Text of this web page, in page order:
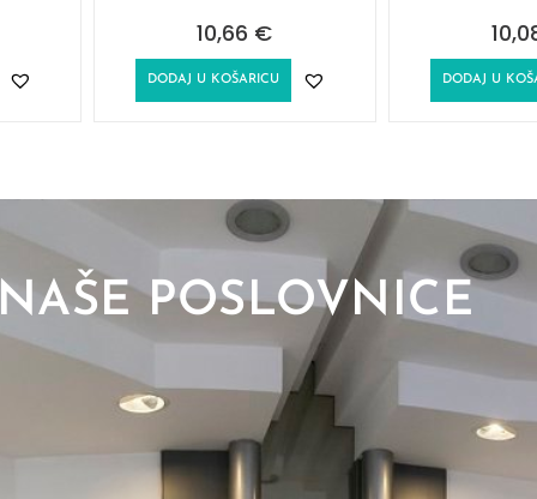
10,66 €
DODAJ U KOŠARICU DODAJ U
NAŠE POSLOVNICE